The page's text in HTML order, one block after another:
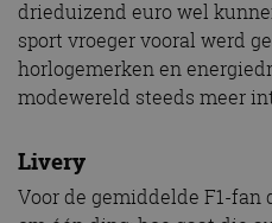
drieduizend euro wel
sport vroeger vooral werd
horlogemerken en
modewereld steeds meer
Livery
Voor de gemiddelde F1-